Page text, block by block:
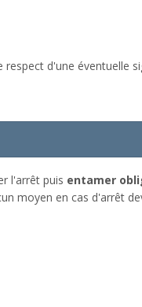
d'une éventuelle
l'arrêt puis entamer
moyen en cas d'arrêt